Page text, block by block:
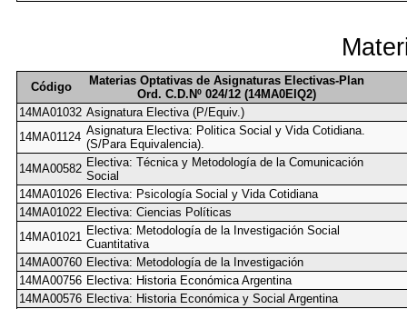
Código
Materias Optativas de Asignaturas Electivas-Plan
Ord. C.D.Nº 024/12 (14MA0EIQ2)
14MA01032 Asignatura Electiva (P/Equiv.)
14MA01124 Asignatura Electiva: Politica Social y Vida Cotidiana.
(S/Para Equivalencia).
14MA00582 Electiva: Técnica y Metodología de la Comunicación
Social
14MA01026 Electiva: Psicología Social y Vida Cotidiana
14MA01022 Electiva: Ciencias Políticas
14MA01021 Electiva: Metodología de la Investigación Social
Cuantitativa
14MA00760 Electiva: Metodología de la Investigación
14MA00756 Electiva: Historia Económica Argentina
14MA00576 Electiva: Historia Económica y Social Argentina